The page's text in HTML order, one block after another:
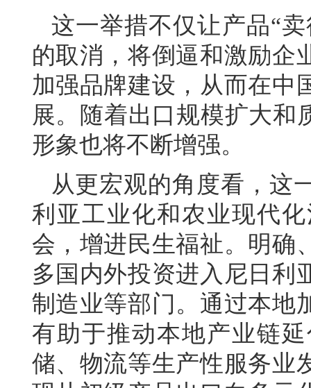
这一举措不仅让产品“
的取消，将倒逼和激励企
加强品牌建设，从而在中
展。随着出口规模扩大和
形象也将不断增强。
从更宏观的角度看，这
利亚工业化和农业现代
会，增进民生福祉。明确
多国内外投资进入尼日利
制造业等部门。通过本地
有助于推动本地产业链
储、物流等生产性服务业